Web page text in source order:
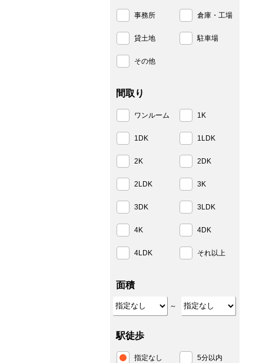
事務所 倉庫・工場
貸土地 駐車場
その他
間取り
ワンルーム 1K
1DK 1LDK
2K 2DK
2LDK 3K
3DK 3LDK
4K 4DK
4LDK それ以上
面積
～
駅徒歩
指定なし 5分以内